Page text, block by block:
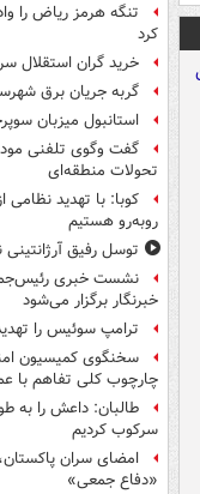
تنگه هرمز ریاض را
کرد
خرید گران استقلال سر
گربه جریان برق
استانبول میزبان
گفت وگوی تلفنی مودی
تحولات منطقه‌ای
کوبا: با تهدید
روبه‌رو هستیم
توسل رفیق
نشست خبری
خبرنگار برگزار می‌شود
ترامپ سوئیس را
سخنگوی کمیسیون
چارچوب کلی تفاهم
طالبان: داعش را به
سرکوب کردیم
امضای سران
«دفاع جمعی»